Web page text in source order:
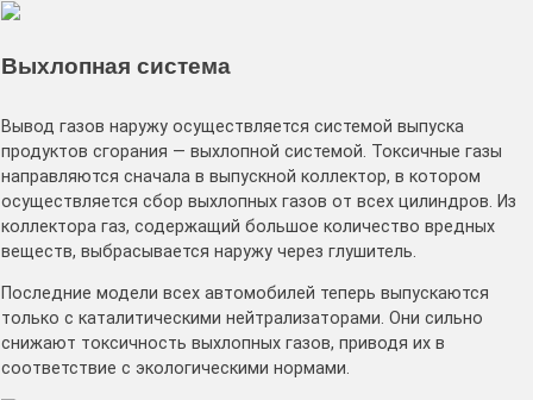
Выхлопная система
Вывод газов наружу осуществляется системой выпуска
продуктов сгорания — выхлопной системой. Токсичные газы
направляются сначала в выпускной коллектор, в котором
осуществляется сбор выхлопных газов от всех цилиндров. Из
коллектора газ, содержащий большое количество вредных
веществ, выбрасывается наружу через глушитель.
Последние модели всех автомобилей теперь выпускаются
только с каталитическими нейтрализаторами. Они сильно
снижают токсичность выхлопных газов, приводя их в
соответствие с экологическими нормами.